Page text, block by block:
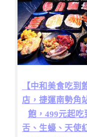
【中和美食吃到
店，捷運南勢角
飽，499元起吃
舌、生蠔、天使